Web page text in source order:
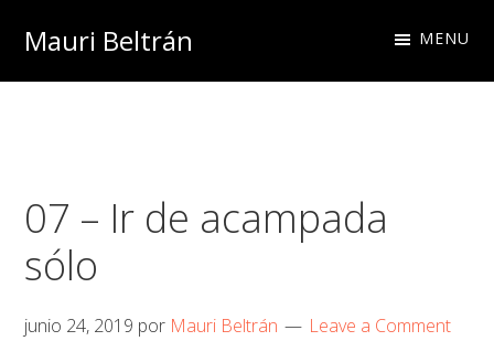
primary
main
footer
Mauri Beltrán MENU
07 – Ir de acampada
sólo
junio 24, 2019 por Mauri Beltrán Leave a Comment